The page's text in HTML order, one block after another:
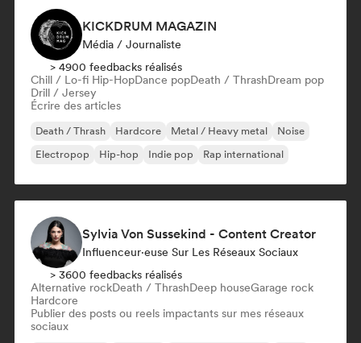
KICKDRUM MAGAZIN
Média / Journaliste
> 4900 feedbacks réalisés
Chill / Lo-fi Hip-HopDance popDeath / ThrashDream pop
Drill / Jersey
Écrire des articles
Death / Thrash Hardcore Metal / Heavy metal
Noise
Electropop
Hip-hop Indie pop Rap international
Sylvia Von Sussekind - Content Creator
Influenceur·euse Sur Les Réseaux Sociaux
> 3600 feedbacks réalisés
Alternative rockDeath / ThrashDeep houseGarage rock
Hardcore
Publier des posts ou reels impactants sur mes réseaux
sociaux